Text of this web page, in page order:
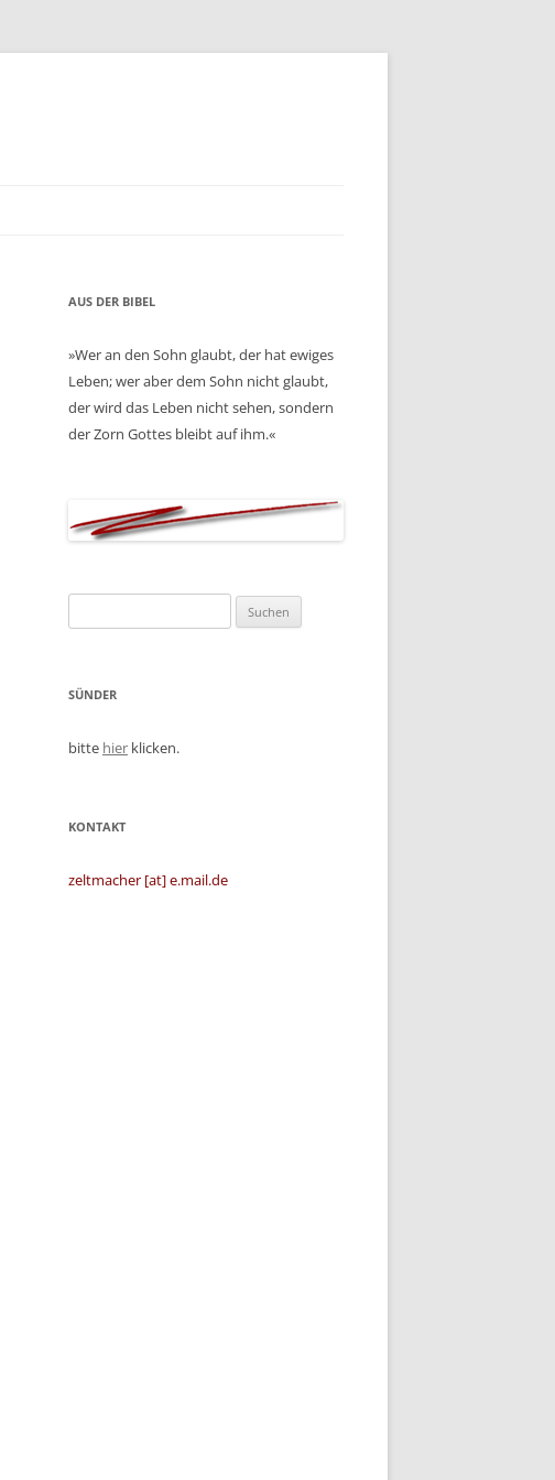
AUS DER BIBEL
»Wer an den Sohn glaubt, der hat ewiges
Leben; wer aber dem Sohn nicht glaubt,
der wird das Leben nicht sehen, sondern
der Zorn Gottes bleibt auf ihm.«
nach:
SÜNDER
bitte hier klicken.
KONTAKT
zeltmacher [at] e.mail.de